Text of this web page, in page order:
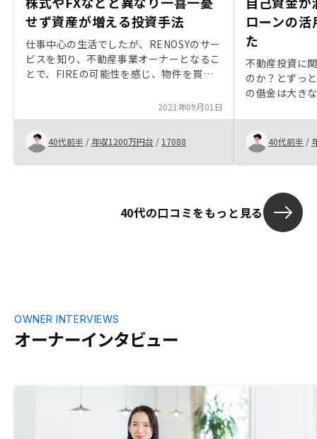
せず資産が増える投資手法
仕事中心の生活でしたが、RENOSYのサー
ビスを知り、不動産事業オーナーとなるこ
とで、FIREの可能性を感じ、物件を買い
どと異なり一喜一憂せず資産が増えるのは
とても良い投資手法だと感じました。
2021年09月01日
40代前半 / 年収1200万円台 / 17088
ローンの
た
不動産投資に
のか？とずっ
の借金は大き
資金が潤沢で
貯めて株投資
模を自己資金
投資の方がリ
填できること
己資金力（頭
れませんが、
40代前半 /
40代の口コミをもっと見る
オーナーインタビュー
OWNER INTERVIEWS